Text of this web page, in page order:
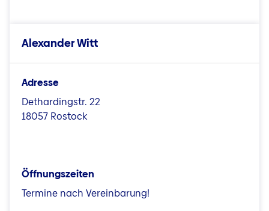
Alexander Witt
Adresse
Dethardingstr. 22
18057 Rostock
Öffnungszeiten
Termine nach Vereinbarung!